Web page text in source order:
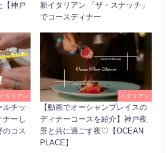
【神戸
新イタリアン 「ザ・スナッチ」
でコースディナー
イタリアン
ルチッ
ナーし
のコス
イタリアン
【動画でオーシャンプレイスの
ディナーコースを紹介】神戸夜
景と共に過ごす夜♡【OCEAN
PLACE】